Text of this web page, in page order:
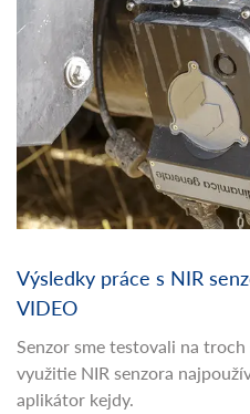
Výsledky práce s NIR
VIDEO
Senzor sme testovali na
využitie NIR senzora
aplikátor kejdy.